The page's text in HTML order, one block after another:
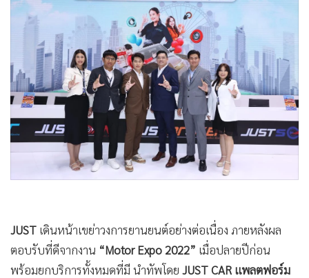
•
Green Innovation & SD
Management & HR
MGR Live
• Infographic
• การเมือง
• ท่องเที่ยว
• กีฬา
ต่างประเทศ
• Special Scoop
• จีน
•
ชุมชน-คุณภาพชีวิต
• อาชญากรรม
JUST เดินหน้าเขย่าวงการยานยนต์อย่างต่อเนื่อง ภายหลังผล
ตอบรับที่ดีจากงาน “Motor Expo 2022” เมื่อปลายปีก่อน
พร้อมยกบริการทั้งหมดที่มี นำทัพโดย JUST CAR แพลตฟอร์ม